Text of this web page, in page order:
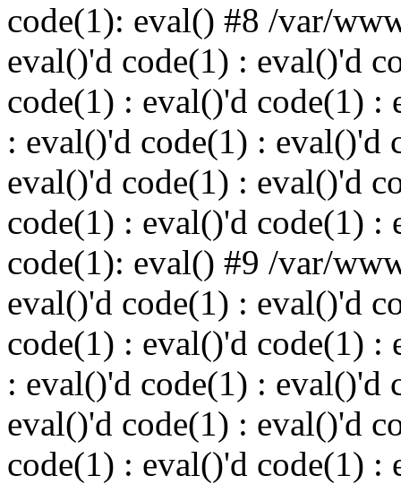
code(1): eval() #8 /var/
eval()'d code(1) : eval()'d
code(1) : eval()'d code(1) :
: eval()'d code(1) : eval()'d
eval()'d code(1) : eval()'d
code(1) : eval()'d code(1) :
code(1): eval() #9 /var/
eval()'d code(1) : eval()'d
code(1) : eval()'d code(1) :
: eval()'d code(1) : eval()'d
eval()'d code(1) : eval()'d
code(1) : eval()'d code(1) :